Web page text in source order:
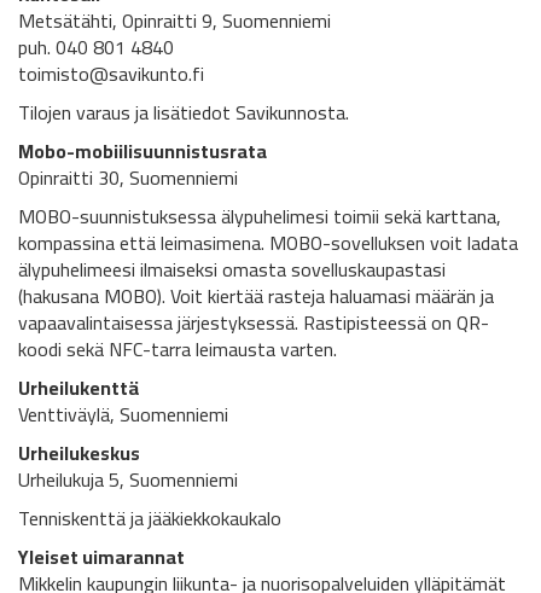
Metsätähti, Opinraitti 9, Suomenniemi
puh. 040 801 4840
toimisto@savikunto.fi
Tilojen varaus ja lisätiedot Savikunnosta.
Mobo-mobiilisuunnistusrata
Opinraitti 30, Suomenniemi
MOBO-suunnistuksessa älypuhelimesi toimii sekä karttana,
kompassina että leimasimena. MOBO-sovelluksen voit ladata
älypuhelimeesi ilmaiseksi omasta sovelluskaupastasi
(hakusana MOBO). Voit kiertää rasteja haluamasi määrän ja
vapaavalintaisessa järjestyksessä. Rastipisteessä on QR-
koodi sekä NFC-tarra leimausta varten.
Urheilukenttä
Venttiväylä, Suomenniemi
Urheilukeskus
Urheilukuja 5, Suomenniemi
Tenniskenttä ja jääkiekkokaukalo
Yleiset uimarannat
Mikkelin kaupungin liikunta- ja nuorisopalveluiden ylläpitämät